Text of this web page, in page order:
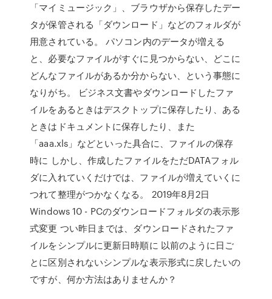
「マイミュージック」、ブラウザから保存したデー
タが保管される「ダウンロード」などのフォルダが
用意されている。 パソコン内のデータが増える
と、必要なファイルがすぐに見つからない、どこに
どんなファイルがあるか分からない、という事態に
なりがち。 ビジネス文書やダウンロードしたファ
イルをあるときはデスクトップに保存したり、ある
ときはドキュメントに保存したり、また
「aaa.xls」などといった具合に、ファイルの保存
時に しかし、作成したファイルをただDATAフォル
ダに入れていくだけでは、ファイルが増えていくに
つれて整理がつかなくなる。 2019年8月2日
Windows 10 - PCのダウンロードフォルダの表示形
式変更 つい昨日までは、ダウンロードされたファ
イルをシンプルに更新日時順に 以前のように日ご
とに区別されないシンプルな表示形式に戻したいの
ですが、何か方法はありませんか？